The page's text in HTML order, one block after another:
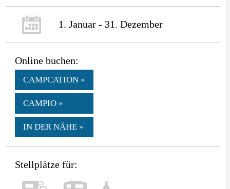
1. Januar - 31. Dezember
Online buchen:
CAMPCATION »
CAMPIO »
IN DER NÄHE »
Stellplätze für: